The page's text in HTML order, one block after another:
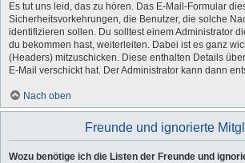
Es tut uns leid, das zu hören. Das E-Mail-Formular
Sicherheitsvorkehrungen, die Benutzer, die solche
identifizieren sollen. Du solltest einem Administrator
du bekommen hast, weiterleiten. Dabei ist es ganz
(Headers) mitzuschicken. Diese enthalten Details
E-Mail verschickt hat. Der Administrator kann dann
Nach oben
Freunde und ignorierte
Wozu benötige ich die Listen der Freunde und